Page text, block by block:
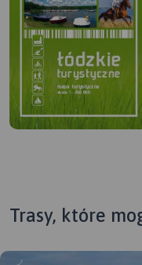
Trasy, które